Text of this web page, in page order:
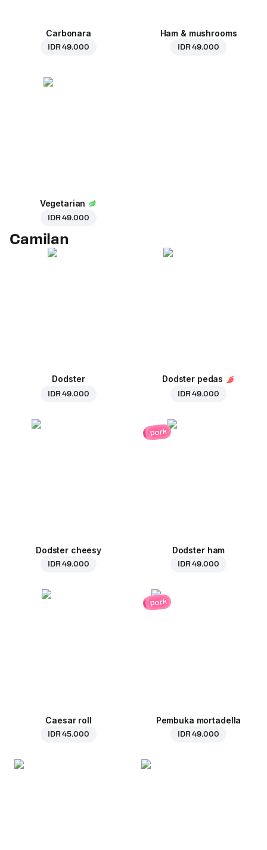
Carbonara
IDR 49.000
Ham & mushrooms
IDR 49.000
Vegetarian
IDR 49.000
Camilan
Dodster
IDR 49.000
Dodster pedas
IDR 49.000
Dodster cheesy
IDR 49.000
pork
Dodster ham
IDR 49.000
Caesar roll
IDR 45.000
pork
Pembuka mortadella
IDR 49.000